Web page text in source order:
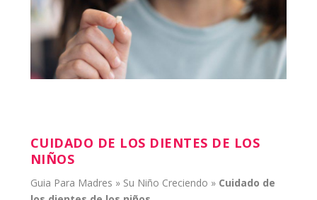
CUIDADO DE LOS DIENTES DE LOS
NIÑOS
Guia Para Madres » Su Niño Creciendo » Cuidado de